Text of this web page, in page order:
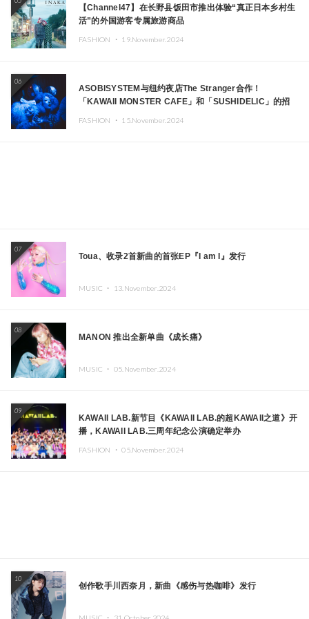
【Channel47】在长野县饭田市推出体验“真正日本乡村生
活”的外国游客专属旅游商品
FASHION ・ 19.November.2024
06
ASOBISYSTEM与纽约夜店The Stranger合作！
「KAWAII MONSTER CAFE」和「SUSHIDELIC」的招
FASHION ・ 15.November.2024
07
Toua、收录2首新曲的首张EP『I am I』发行
MUSIC ・ 13.November.2024
08
MANON 推出全新单曲《成长痛》
MUSIC ・ 05.November.2024
09
KAWAII LAB.新节目《KAWAII LAB.的超KAWAII之道》开
播，KAWAII LAB.三周年纪念公演确定举办
FASHION ・05.November.2024
10
创作歌手川西奈月，新曲《感伤与热咖啡》发行